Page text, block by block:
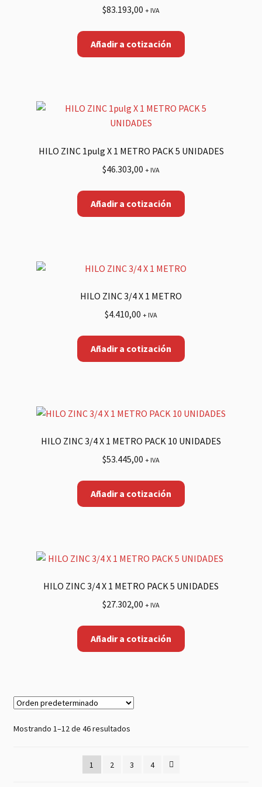
$83.193,00 + IVA
Añadir a cotización
HILO ZINC 1pulg X 1 METRO PACK 5 UNIDADES
$46.303,00 + IVA
Añadir a cotización
HILO ZINC 3/4 X 1 METRO
$4.410,00 + IVA
Añadir a cotización
HILO ZINC 3/4 X 1 METRO PACK 10 UNIDADES
$53.445,00 + IVA
Añadir a cotización
HILO ZINC 3/4 X 1 METRO PACK 5 UNIDADES
$27.302,00 + IVA
Añadir a cotización
Mostrando 1–12 de 46 resultados
1 2 3 4